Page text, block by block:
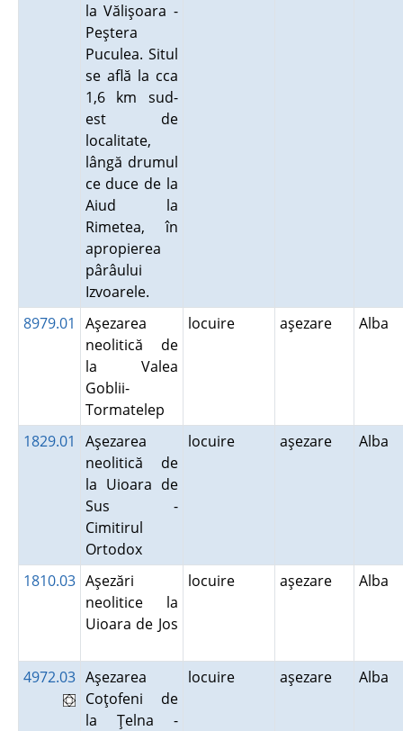
la Vălişoara -
Peştera
Puculea. Situl
se află la cca
1,6 km sud-
est de
localitate,
lângă drumul
ce duce de la
Aiud la
Rimetea, în
apropierea
pârâului
Izvoarele.
8979.01
Aşezarea
neolitică de
la Valea
Goblii-
Tormatelep
locuire aşezare Alba
1829.01
Aşezarea
neolitică de
la Uioara de
Sus -
Cimitirul
Ortodox
locuire aşezare Alba
1810.03 Aşezări
neolitice la
Uioara de Jos
locuire aşezare Alba
4972.03 Aşezarea
Coţofeni de
la Ţelna -
locuire aşezare Alba